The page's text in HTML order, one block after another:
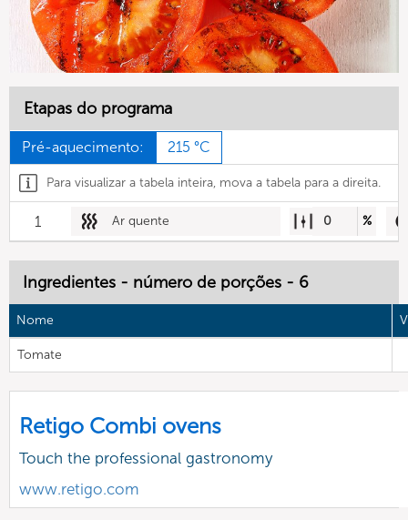
Etapas do programa
Pré-aquecimento: 215 °C
Para visualizar a tabela inteira, mova a tabela para a direita.
1 Ar quente 0 %
Ingredientes - número de porções - 6
Nome
Tomate
Retigo Combi ovens
Touch the professional gastronomy
www.retigo.com